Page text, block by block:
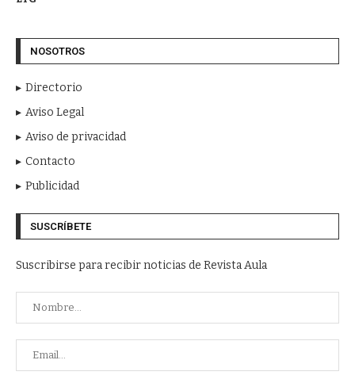
NOSOTROS
Directorio
Aviso Legal
Aviso de privacidad
Contacto
Publicidad
SUSCRÍBETE
Suscribirse para recibir noticias de Revista Aula